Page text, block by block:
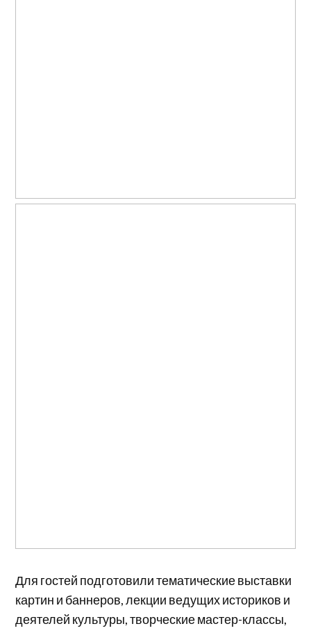
Для гостей подготовили тематические выставки
картин и баннеров, лекции ведущих историков и
деятелей культуры, творческие мастер-классы,